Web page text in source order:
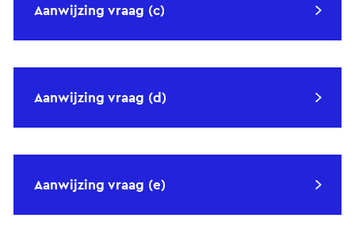
Aanwijzing vraag (c)
Aanwijzing vraag (d)
Aanwijzing vraag (e)